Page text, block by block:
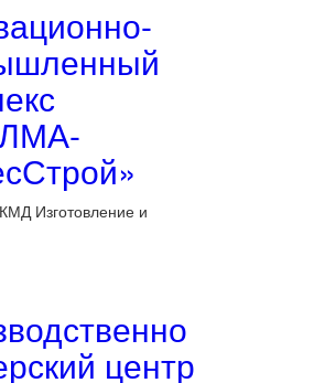
Изготовление и
центр